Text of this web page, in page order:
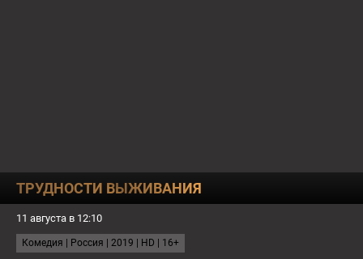
СЕГОДНЯ
СЕЙЧАС
2:45
Миллиард
ТРУДНОСТИ ВЫЖИВАНИЯ
11 августа в 12:10
Комедия | Россия | 2019 | HD | 16+